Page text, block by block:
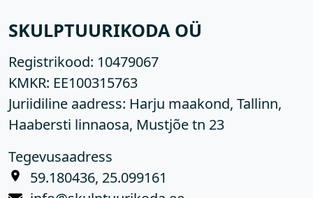
SKULPTUURIKODA OÜ
Registrikood: 10479067
KMKR: EE100315763
Juriidiline aadress: Harju maakond, Tallinn,
Haabersti linnaosa, Mustjõe tn 23
Tegevusaadress
59.180436, 25.099161